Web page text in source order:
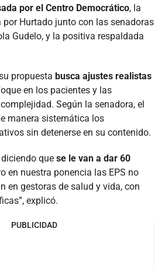
por el Centro Democrático, la
Hurtado junto con las senadoras
Gudelo, y la positiva respaldada
propuesta busca ajustes realistas
en los pacientes y las
Según la senadora, el
manera sistemática los
sin detenerse en su contenido.
que se le van a dar 60
en nuestra ponencia las EPS no
en gestoras de salud y vida, con
explicó.
PUBLICIDAD